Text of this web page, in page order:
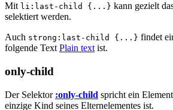
Mit li:last-child {...} kann gezielt
selektiert werden.
Auch strong:last-child {...} findet
folgende Text Plain text ist.
only-child
Der Selektor :only-child spricht ein
einzige Kind seines Elternelementes ist.